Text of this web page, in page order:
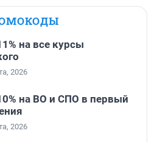
на все курсы
2026
на ВО и СПО в первый
2026